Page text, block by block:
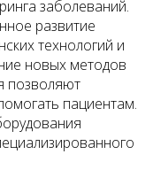
заболеваний.
развитие
технологий и
новых методов
позволяют
пациентам.